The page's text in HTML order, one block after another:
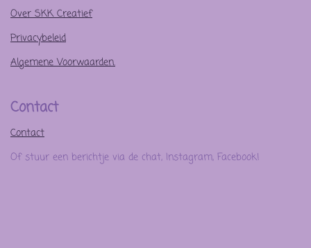
Over SKK Creatief
Privacybeleid
Algemene Voorwaarden.
Contact
Contact
Of stuur een berichtje via de chat, Instagram, Facebook!